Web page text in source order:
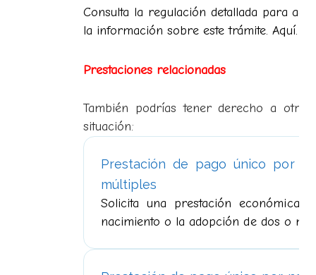
Consulta la regulación detallada para
la información sobre este trámite. Aquí.
Prestaciones relacionadas
También podrías tener derecho a
situación:
Prestación de pago único por
múltiples
Solicita una prestación
nacimiento o la adopción de dos o